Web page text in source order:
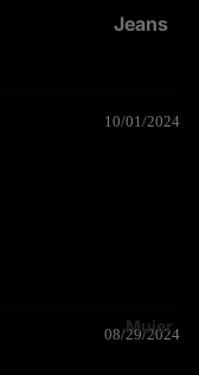
Jeans
Mujer
10/01/2024
08/29/2024